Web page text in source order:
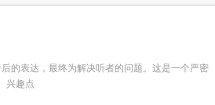
的表达，最终为解决听者的问题。这是一个严密
兴趣点